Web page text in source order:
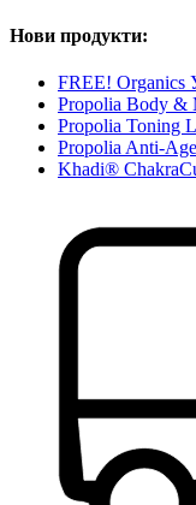
Нови продукти:
FREE! Organics
Propolia Body &
Propolia Toning
Propolia Anti-
Khadi®